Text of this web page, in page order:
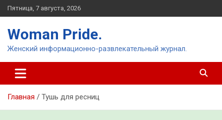
Перейти
к
Пятница, 7 августа, 2026
Woman Pride.
Женский информационно-развлекательный журнал.
Главная Тушь для ресниц